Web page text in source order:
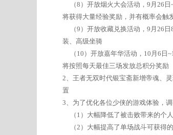
（8）开放烟火大会活动，9月26日
将获得大量经验奖励，并有概率会触
（9）开放收藏兑换活动，9月26日
装、高级坐骑
（10）开放嘉年华活动，10月6日
将按照每天最佳三场发放总积分奖励
2、王者无双时代银宝斋新增帝魂、
置
3、为了优化各位少侠的游戏体验，
（1）大幅降低了被击败带来的个
（2）大幅提高了单场战斗可获得